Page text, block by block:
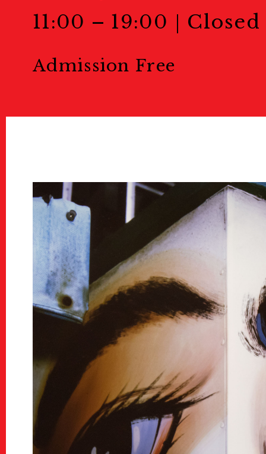
11:00 – 19:00｜
Admission Free
Portfolio
ポートフォリオレビュー
Masterclass
Education &
教育/キッズプログラム
Tours
ツアー
Sponsors &
スポンサー＆パートナー